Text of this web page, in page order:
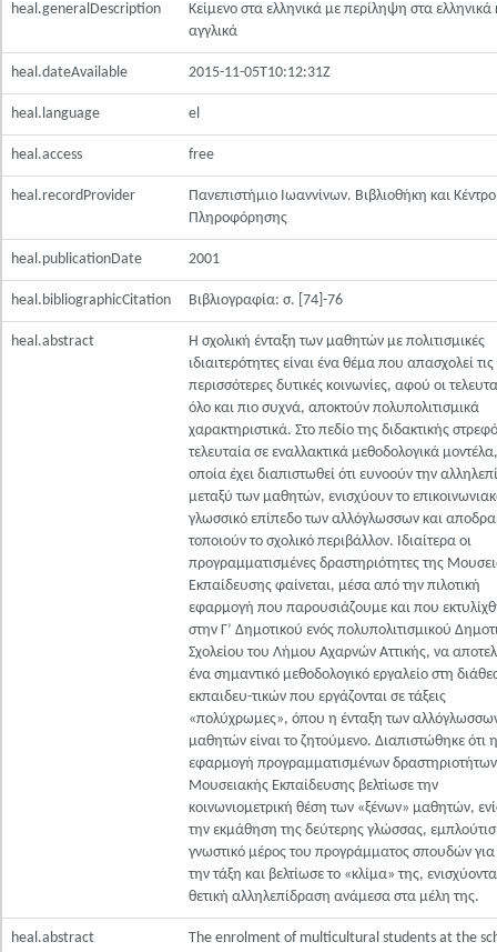
heal.generalDescription
Κείμενο στα ελληνικά με περίληψη στα ελληνικά
αγγλικά
heal.dateAvailable 2015-11-05T10:12:31Z
heal.language el
heal.access free
heal.recordProvider
Πανεπιστήμιο Ιωαννίνων. Βιβλιοθήκη και Κέντρο
Πληροφόρησης
heal.publicationDate 2001
heal.bibliographicCitation Βιβλιογραφία: σ. [74]-76
heal.abstract
Η σχολική ένταξη των μαθητών με πολιτισμικές
ιδιαιτερότητες είναι ένα θέμα που απασχολεί τις
περισσότερες δυτικές κοινωνίες, αφού οι
όλο και πιο συχνά, αποκτούν πολυπολιτισμικά
χαρακτηριστικά. Στο πεδίο της διδακτικής
τελευταία σε εναλλακτικά μεθοδολογικά
οποία έχει διαπιστωθεί ότι ευνοούν την
μεταξύ των μαθητών, ενισχύουν το
γλωσσικό επίπεδο των αλλόγλωσσων και
τοποιούν το σχολικό περιβάλλον. Ιδιαίτερα οι
προγραμματισμένες δραστηριότητες της
Εκπαίδευσης φαίνεται, μέσα από την πιλοτική
εφαρμογή που παρουσιάζουμε και που
στην Γ’ Δημοτικού ενός πολυπολιτισμικού
Σχολείου του Λήμου Αχαρνών Αττικής, να
ένα σημαντικό μεθοδολογικό εργαλείο στη
εκπαιδευ-τικών που εργάζονται σε τάξεις
«πολύχρωμες», όπου η ένταξη των
μαθητών είναι το ζητούμενο. Διαπιστώθηκε ότι η
εφαρμογή προγραμματισμένων δραστηριοτήτων
Μουσειακής Εκπαίδευσης βελτίωσε την
κοινωνιομετρική θέση των «ξένων» μαθητών,
την εκμάθηση της δεύτερης γλώσσας,
γνωστικό μέρος του προγράμματος σπουδών
την τάξη και βελτίωσε το «κλίμα» της,
θετική αλληλεπίδραση ανάμεσα στα μέλη της.
heal.abstract The enrolment of multicultural students at the